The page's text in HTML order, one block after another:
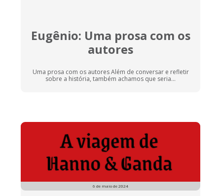
Eugênio: Uma prosa com os
autores
Uma prosa com os autores Além de conversar e refletir
sobre a história, também achamos que seria...
6 de maio de 2024